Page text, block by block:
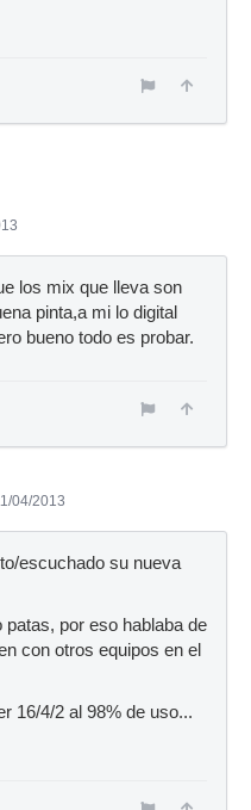
los mix que lleva son
pinta,a mi lo digital
bueno todo es probar.
04/2013
escuchado su nueva
por eso hablaba de
con otros equipos en el
16/4/2 al 98% de uso...